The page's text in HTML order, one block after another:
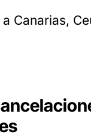
Canarias,